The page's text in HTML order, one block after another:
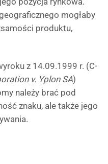
mogłaby
produktu,
z 14.09.1999 r. (C-
v. Yplon SA)
należy brać pod
znaku, ale także jego